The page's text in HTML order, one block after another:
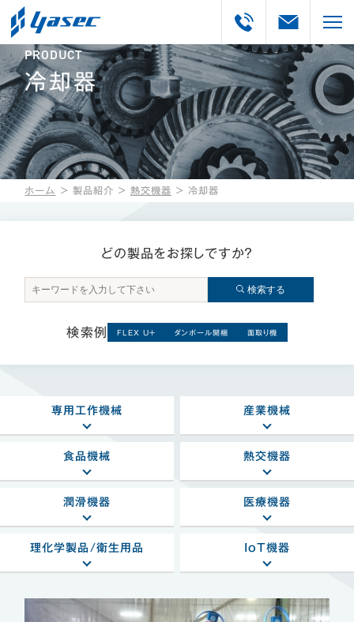
PRODUCT
冷却器
ホーム ＞ 製品紹介 ＞熱交機器 ＞ 冷却器
どの製品をお探しですか？
検索する
検索例 FLEX U＋ ダンボール開梱 面取り機
専用工作機械 産業機械
食品機械 熱交機器
潤滑機器 医療機器
理化学製品/衛生用品 IoT機器